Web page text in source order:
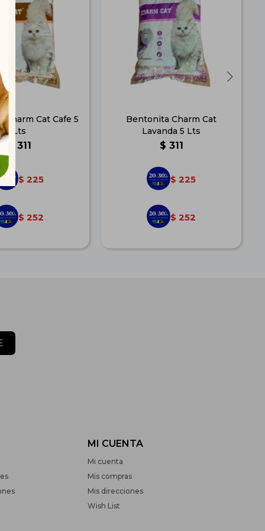
Cat Cafe 5
Lts
311
$ 225
$ 252
Bentonita Charm Cat
Lavanda 5 Lts
$ 311
$ 225
$ 252
MI CUENTA
Mi cuenta
Mis compras
Mis direcciones
Wish List